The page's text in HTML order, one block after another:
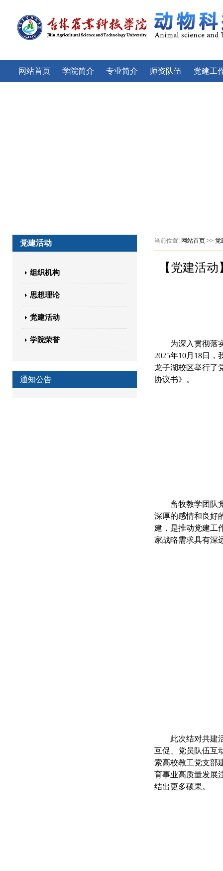
网站首页 学院简介 专业简介 师资队伍 党建工
党建活动
组织机构
思想理论
党建活动
学院荣誉
通知公告
当前位置: 网站首页 >> 党
【党建活
为深入贯彻落
2025年10月18日
龙子湖校区举行了
协议书》。
畜牧教学团队
深厚的感情和良好
建，是推动党建工
家战略需求具有深
此次结对共建
互促、党员队伍互
索高校教工党支部
育事业高质量发展
结出更多硕果。